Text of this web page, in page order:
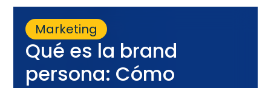
Marketing
Qué es la brand
persona: Cómo